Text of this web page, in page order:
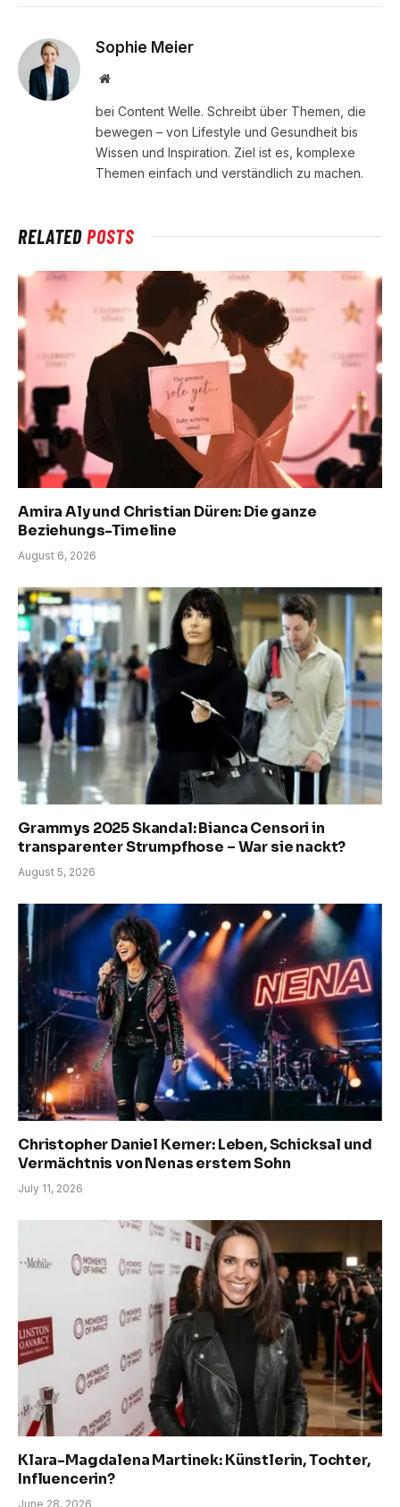
Sophie Meier
Website
bei Content Welle. Schreibt über Themen, die
bewegen – von Lifestyle und Gesundheit bis
Wissen und Inspiration. Ziel ist es, komplexe
Themen einfach und verständlich zu machen.
RELATEDPOSTS
Amira Aly und Christian Düren: Die ganze
Beziehungs-Timeline
August 6, 2026
Grammys 2025 Skandal: Bianca Censori in
transparenter Strumpfhose – War sie nackt?
August 5, 2026
Christopher Daniel Kerner: Leben, Schicksal und
Vermächtnis von Nenas erstem Sohn
July 11, 2026
Klara-Magdalena Martinek: Künstlerin, Tochter,
Influencerin?
June 28, 2026